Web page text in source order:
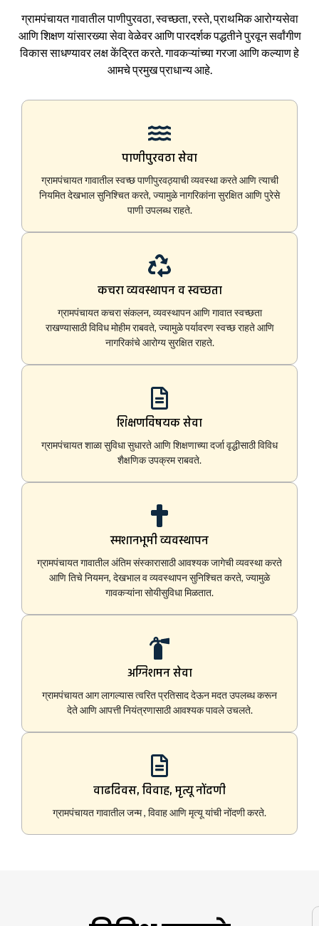
ग्रामपंचायत गावातील पाणीपुरवठा, स्वच्छता, रस्ते, प्राथमिक आरोग्यसेवा
आणि शिक्षण यांसारख्या सेवा वेळेवर आणि पारदर्शक पद्धतीने पुरवून सर्वांगीण
विकास साधण्यावर लक्ष केंद्रित करते. गावकऱ्यांच्या गरजा आणि कल्याण हे
आमचे प्रमुख प्राधान्य आहे.
पाणीपुरवठा सेवा
ग्रामपंचायत गावातील स्वच्छ पाणीपुरवठ्याची व्यवस्था करते आणि त्याची
नियमित देखभाल सुनिश्चित करते, ज्यामुळे नागरिकांना सुरक्षित आणि पुरेसे
पाणी उपलब्ध राहते.
कचरा व्यवस्थापन व स्वच्छता
ग्रामपंचायत कचरा संकलन, व्यवस्थापन आणि गावात स्वच्छता
राखण्यासाठी विविध मोहीम राबवते, ज्यामुळे पर्यावरण स्वच्छ राहते आणि
नागरिकांचे आरोग्य सुरक्षित राहते.
शिक्षणविषयक सेवा
ग्रामपंचायत शाळा सुविधा सुधारते आणि शिक्षणाच्या दर्जा वृद्धीसाठी विविध
शैक्षणिक उपक्रम राबवते.
स्मशानभूमी व्यवस्थापन
ग्रामपंचायत गावातील अंतिम संस्कारासाठी आवश्यक जागेची व्यवस्था करते
आणि तिचे नियमन, देखभाल व व्यवस्थापन सुनिश्चित करते, ज्यामुळे
गावकऱ्यांना सोयीसुविधा मिळतात.
अग्निशमन सेवा
ग्रामपंचायत आग लागल्यास त्वरित प्रतिसाद देऊन मदत उपलब्ध करून
देते आणि आपत्ती नियंत्रणासाठी आवश्यक पावले उचलते.
वाढदिवस, विवाह, मृत्यू नोंदणी
ग्रामपंचायत गावातील जन्म , विवाह आणि मृत्यू यांची नोंदणी करते.